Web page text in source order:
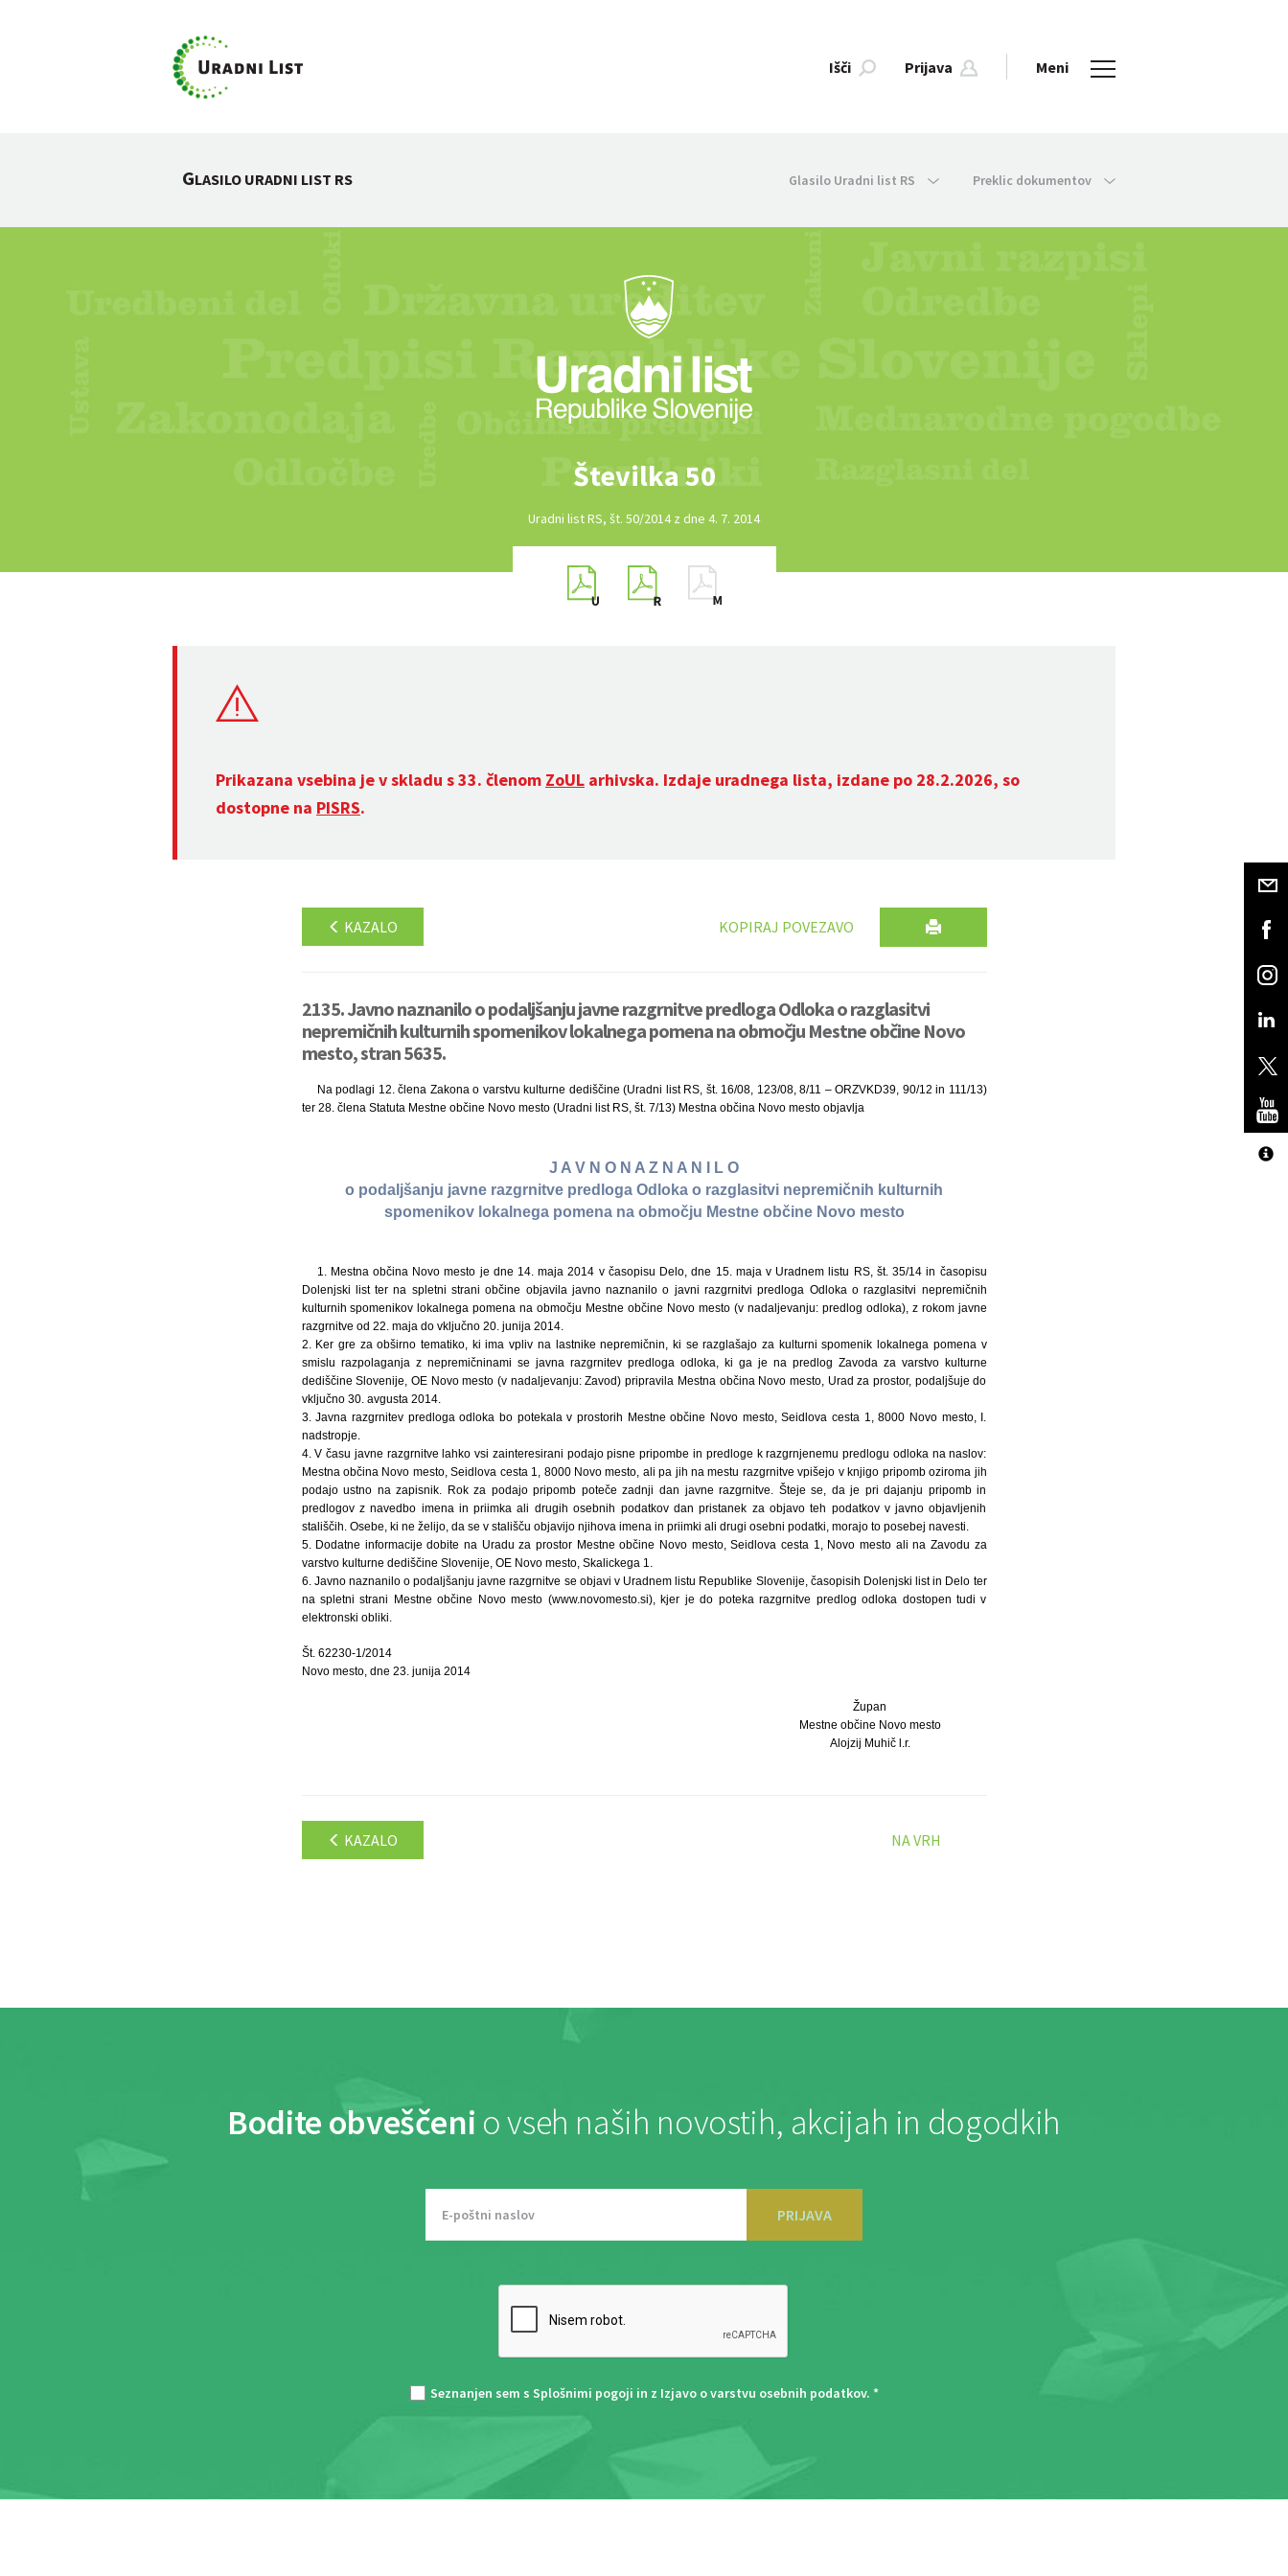
Išči Prijava Meni
GLASILO URADNI LIST RS Glasilo Uradni list RS Preklic dokumentov
Številka 50
Uradni list RS, št. 50/2014 z dne 4. 7. 2014
Prikazana vsebina je v skladu s 33. členom ZoUL arhivska. Izdaje uradnega lista, izdane po 28.2.2026, so
dostopne na PISRS.
KAZALO KOPIRAJ POVEZAVO
2135. Javno naznanilo o podaljšanju javne razgrnitve predloga Odloka o razglasitvi
nepremičnih kulturnih spomenikov lokalnega pomena na območju Mestne občine Novo
mesto, stran 5635.
Na podlagi 12. člena Zakona o varstvu kulturne dediščine (Uradni list RS, št. 16/08, 123/08, 8/11 – ORZVKD39, 90/12 in 111/13)
ter 28. člena Statuta Mestne občine Novo mesto (Uradni list RS, št. 7/13) Mestna občina Novo mesto objavlja
J A V N O N A Z N A N I L O
o podaljšanju javne razgrnitve predloga Odloka o razglasitvi nepremičnih kulturnih
spomenikov lokalnega pomena na območju Mestne občine Novo mesto
1. Mestna občina Novo mesto je dne 14. maja 2014 v časopisu Delo, dne 15. maja v Uradnem listu RS, št. 35/14 in časopisu
Dolenjski list ter na spletni strani občine objavila javno naznanilo o javni razgrnitvi predloga Odloka o razglasitvi nepremičnih
kulturnih spomenikov lokalnega pomena na območju Mestne občine Novo mesto (v nadaljevanju: predlog odloka), z rokom javne
razgrnitve od 22. maja do vključno 20. junija 2014.
2. Ker gre za obširno tematiko, ki ima vpliv na lastnike nepremičnin, ki se razglašajo za kulturni spomenik lokalnega pomena v
smislu razpolaganja z nepremičninami se javna razgrnitev predloga odloka, ki ga je na predlog Zavoda za varstvo kulturne
dediščine Slovenije, OE Novo mesto (v nadaljevanju: Zavod) pripravila Mestna občina Novo mesto, Urad za prostor, podaljšuje do
vključno 30. avgusta 2014.
3. Javna razgrnitev predloga odloka bo potekala v prostorih Mestne občine Novo mesto, Seidlova cesta 1, 8000 Novo mesto, I.
nadstropje.
4. V času javne razgrnitve lahko vsi zainteresirani podajo pisne pripombe in predloge k razgrnjenemu predlogu odloka na naslov:
Mestna občina Novo mesto, Seidlova cesta 1, 8000 Novo mesto, ali pa jih na mestu razgrnitve vpišejo v knjigo pripomb oziroma jih
podajo ustno na zapisnik. Rok za podajo pripomb poteče zadnji dan javne razgrnitve. Šteje se, da je pri dajanju pripomb in
predlogov z navedbo imena in priimka ali drugih osebnih podatkov dan pristanek za objavo teh podatkov v javno objavljenih
stališčih. Osebe, ki ne želijo, da se v stališču objavijo njihova imena in priimki ali drugi osebni podatki, morajo to posebej navesti.
5. Dodatne informacije dobite na Uradu za prostor Mestne občine Novo mesto, Seidlova cesta 1, Novo mesto ali na Zavodu za
varstvo kulturne dediščine Slovenije, OE Novo mesto, Skalickega 1.
6. Javno naznanilo o podaljšanju javne razgrnitve se objavi v Uradnem listu Republike Slovenije, časopisih Dolenjski list in Delo ter
na spletni strani Mestne občine Novo mesto (www.novomesto.si), kjer je do poteka razgrnitve predlog odloka dostopen tudi v
elektronski obliki.
Št. 62230-1/2014
Novo mesto, dne 23. junija 2014
Župan
Mestne občine Novo mesto
Alojzij Muhič l.r.
KAZALO NA VRH
Bodite obveščeni o vseh naših novostih, akcijah in dogodkih
PRIJAVA
Seznanjen sem s Splošnimi pogoji in z Izjavo o varstvu osebnih podatkov. *